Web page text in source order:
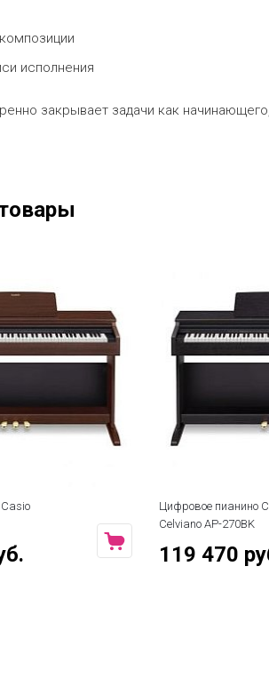
исполнения
закрывает задачи как
Цифровое пианино
Celviano AP-270BK
119 470